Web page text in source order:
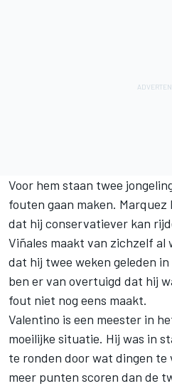
Voor hem staan twee
fouten gaan maken.
dat hij conservatiever kan
Viñales maakt van zichzelf
dat hij twee weken geleden
ben er van overtuigd dat hij
fout niet nog eens maakt.
Valentino is een meester in
moeilijke situatie. Hij was in
te ronden door wat dingen te
meer punten scoren dan de